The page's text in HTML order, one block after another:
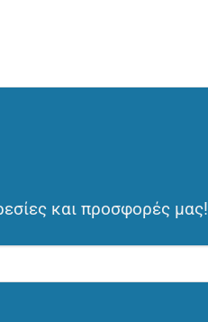
και προσφορές μας!